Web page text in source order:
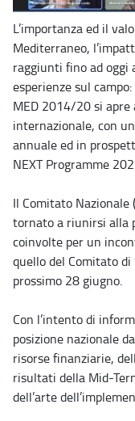
L’importanza ed il
Mediterraneo,
raggiunti fino ad oggi
esperienze sul
MED 2014/20 si apre
internazionale, con
annuale ed in
NEXT Programme
Il Comitato Nazionale
tornato a riunirsi alla
coinvolte per un
quello del Comitato di
prossimo 28 giugno.
Con l’intento di
posizione nazionale
risorse finanziarie,
risultati della Mid-
dell’arte